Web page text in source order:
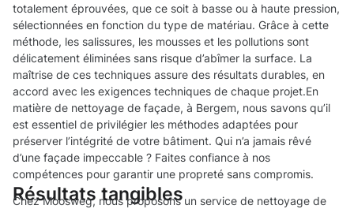
totalement éprouvées, que ce soit à basse ou à haute pression,
sélectionnées en fonction du type de matériau. Grâce à cette
méthode, les salissures, les mousses et les pollutions sont
délicatement éliminées sans risque d’abîmer la surface. La
maîtrise de ces techniques assure des résultats durables, en
accord avec les exigences techniques de chaque projet.En
matière de nettoyage de façade, à Bergem, nous savons qu’il
est essentiel de privilégier les méthodes adaptées pour
préserver l’intégrité de votre bâtiment. Qui n’a jamais rêvé
d’une façade impeccable ? Faites confiance à nos
compétences pour garantir une propreté sans compromis.
Résultats tangibles
Chez Moosweg, nous proposons un service de nettoyage de